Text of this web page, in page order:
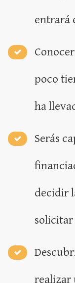
entrará
poco
ha
Serás
decidir
solicitar
realizar